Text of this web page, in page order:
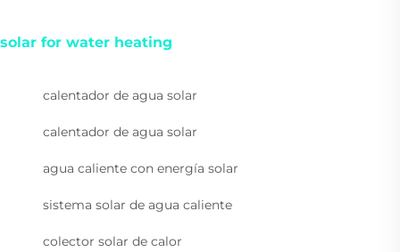
solar for water heating
calentador de agua solar
calentador de agua solar
agua caliente con energía solar
sistema solar de agua caliente
colector solar de calor